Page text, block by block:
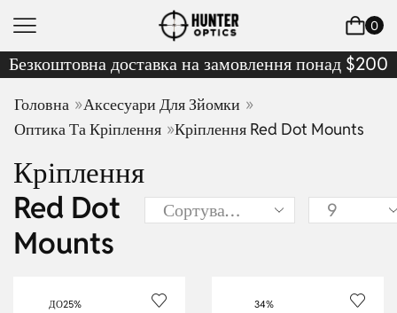
0
Безкоштовна доставка на замовлення понад $200
Головна »Аксесуари Для Зйомки »
Оптика Та Кріплення »Кріплення Red Dot Mounts
Кріплення
Red Dot
Mounts
ДО25% 34%